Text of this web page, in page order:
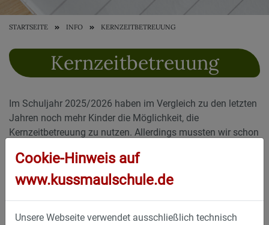
STARTSEITE INFO KERNZEITBETREUUNG
Kernzeitbetreuung
Im Schuljahr 2025/2026 haben im Vergleich zu den letzten
Jahren noch mehr Kinder die Möglichkeit, die
Kernzeitbetreuung zu nutzen. Allerdings mussten wir schon
die Aufnahme weiterer Kinder in die Kernzeitbetreuung
stoppen, um unserer Aufsichtspflicht trotz der Einstellung
auf der Warteliste stehenden Kinder, werden in der
Reihenfolge des Anmeldezeitpunktes in die Kernzeit
Cookie-Hinweis auf
www.kussmaulschule.de
Unsere Webseite verwendet ausschließlich technisch